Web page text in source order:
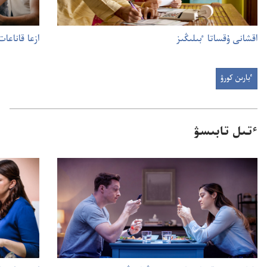
اقشانى ۇ‌قساتا ٴ‌بىلىڭىز ازعا
ٴبارىن كورۋ
ٴ‌تىل تابىسۋ